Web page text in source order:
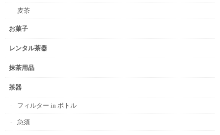
麦茶
お菓子
レンタル茶器
抹茶用品
茶器
フィルター in ボトル
急須